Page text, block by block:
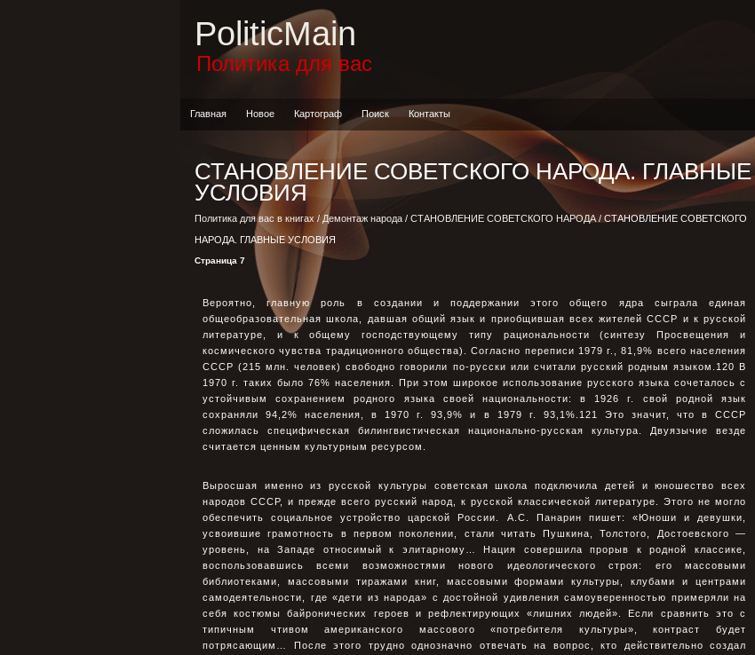
PoliticMain
Политика для вас
Главная Новое Картограф Поиск Контакты
СТАНОВЛЕНИЕ СОВЕТСКОГО НАРОДА. ГЛАВНЫЕ
УСЛОВИЯ
Политика для вас в книгах /Демонтаж народа / СТАНОВЛЕНИЕ СОВЕТСКОГО НАРОДА / СТАНОВЛЕНИЕ СОВЕТСКОГО
НАРОДА. ГЛАВНЫЕ УСЛОВИЯ
Страница 7
Вероятно, главную роль в создании и поддержании этого общего ядра сыграла единая
общеобразовательная школа, давшая общий язык и приобщившая всех жителей СССР и к русской
литературе, и к общему господствующему типу рациональности (синтезу Просвещения и
космического чувства традиционного общества). Согласно переписи 1979 г., 81,9% всего населения
СССР (215 млн. человек) свободно говорили по-русски или считали русский родным языком.120 В
1970 г. таких было 76% населения. При этом широкое использование русского языка сочеталось с
устойчивым сохранением родного языка своей национальности: в 1926 г. свой родной язык
сохраняли 94,2% населения, в 1970 г. 93,9% и в 1979 г. 93,1%.121 Это значит, что в СССР
сложилась специфическая билингвистическая национально-русская культура. Двуязычие везде
считается ценным культурным ресурсом.
Выросшая именно из русской культуры советская школа подключила детей и юношество всех
народов СССР, и прежде всего русский народ, к русской классической литературе. Этого не могло
обеспечить социальное устройство царской России. А.С. Панарин пишет: «Юноши и девушки,
усвоившие грамотность в первом поколении, стали читать Пушкина, Толстого, Достоевского —
уровень, на Западе относимый к элитарному… Нация совершила прорыв к родной классике,
воспользовавшись всеми возможностями нового идеологического строя: его массовыми
библиотеками, массовыми тиражами книг, массовыми формами культуры, клубами и центрами
самодеятельности, где «дети из народа» с достойной удивления самоуверенностью примеряли на
себя костюмы байронических героев и рефлектирующих «лишних людей». Если сравнить это с
типичным чтивом американского массового «потребителя культуры», контраст будет
потрясающим… После этого трудно однозначно отвечать на вопрос, кто действительно создал